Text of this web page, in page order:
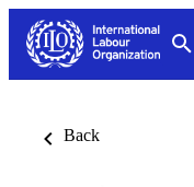
Back